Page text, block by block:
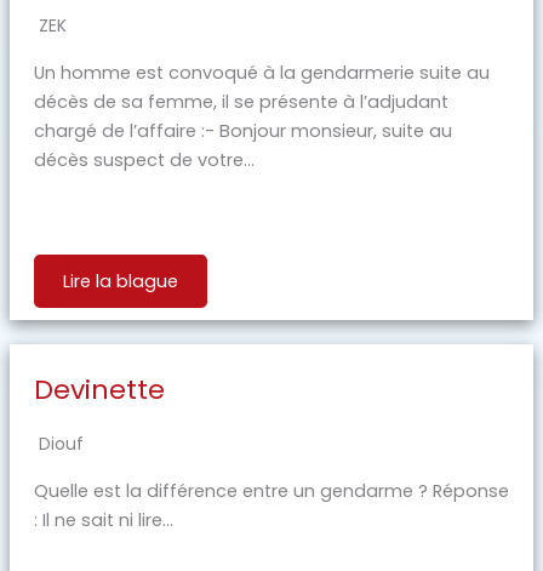
ZEK
Un homme est convoqué à la gendarmerie suite au
décès de sa femme, il se présente à l’adjudant
chargé de l’affaire :- Bonjour monsieur, suite au
décès suspect de votre...
Lire la blague
Devinette
Diouf
Quelle est la différence entre un gendarme ? Réponse
: Il ne sait ni lire…